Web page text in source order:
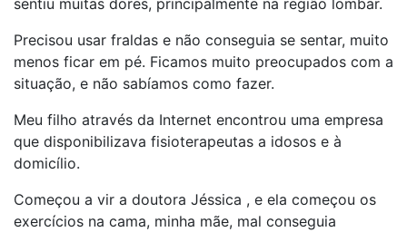
Precisou usar fraldas e não conseguia se sentar, muito
menos ficar em pé. Ficamos muito preocupados com a
situação, e não sabíamos como fazer.
Meu filho através da Internet encontrou uma empresa
que disponibilizava fisioterapeutas a idosos e à
domicílio.
Começou a vir a doutora Jéssica , e ela começou os
exercícios na cama, minha mãe, mal conseguia